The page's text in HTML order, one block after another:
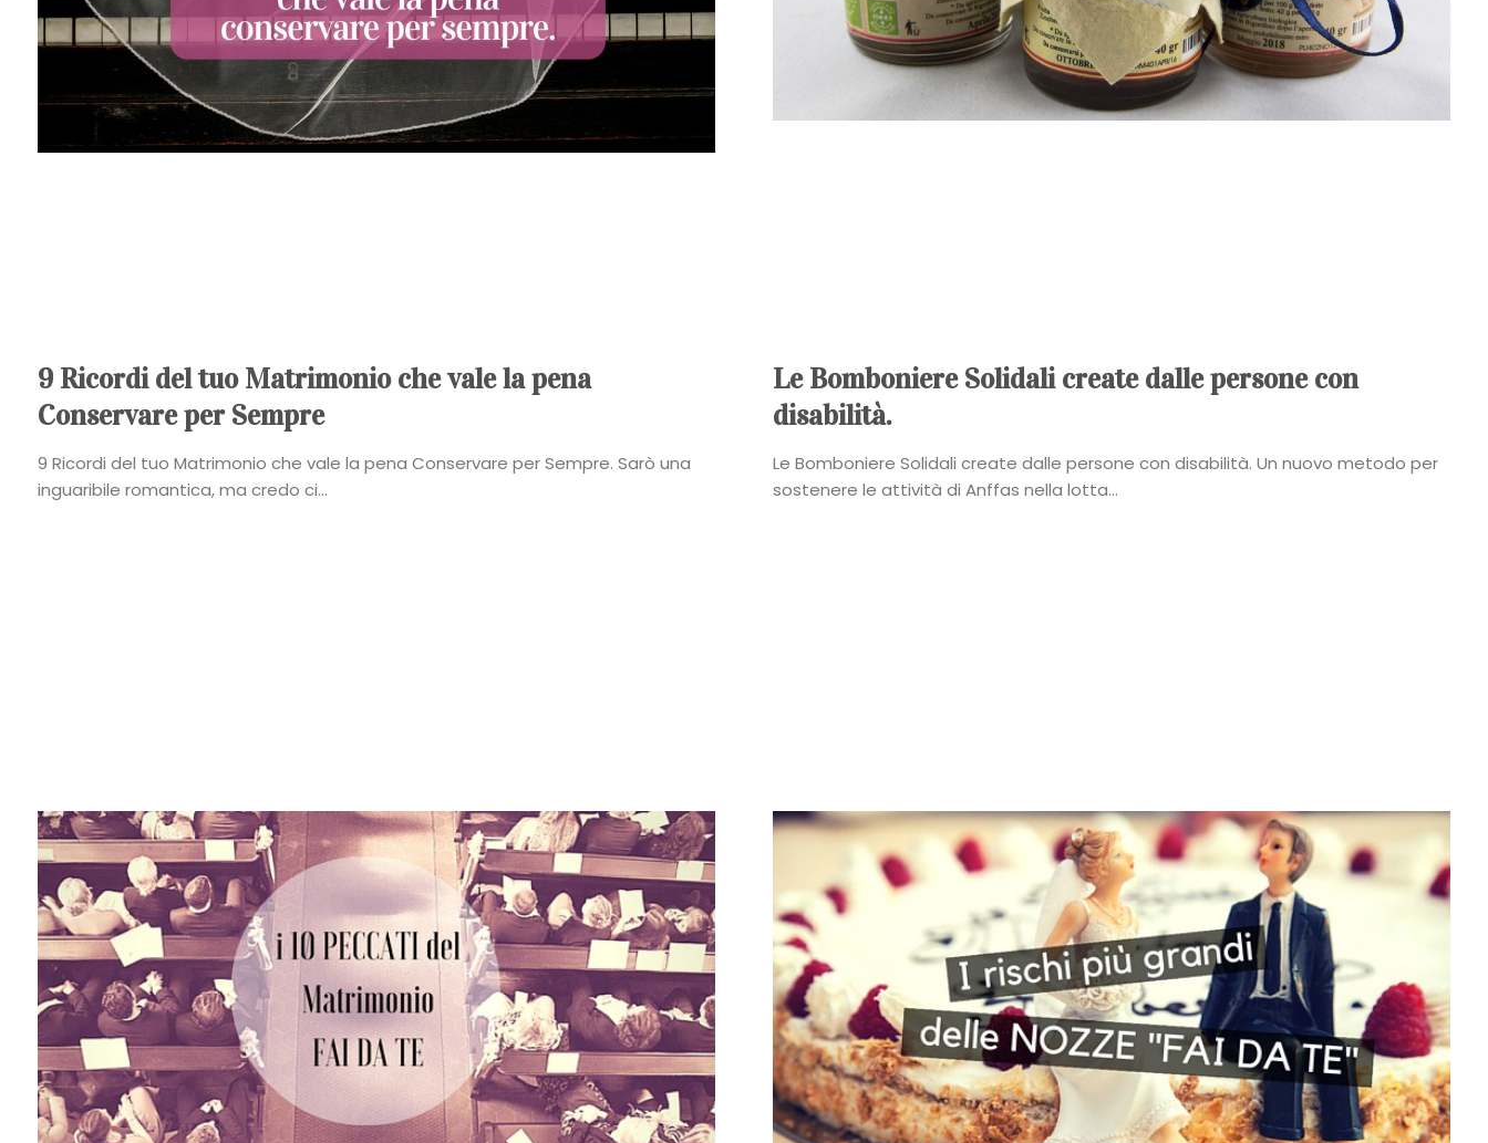
Galateo
Tendenze
Location
Abiti
9 Ricordi del tuo Matrimonio che vale la pena
Conservare per Sempre
9 Ricordi del tuo Matrimonio che vale la pena Conservare per Sempre. Sarò una
inguaribile romantica, ma credo ci...
Le Bomboniere Solidali create dalle persone con
disabilità.
Le Bomboniere Solidali create dalle persone con disabilità. Un nuovo metodo per
sostenere le attività di Anffas nella lotta...